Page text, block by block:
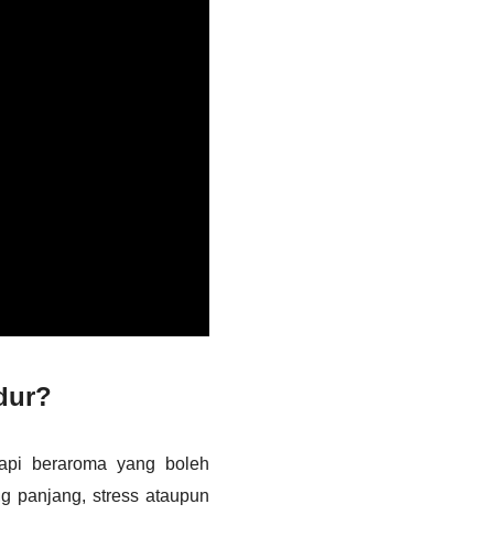
beraroma yang boleh
panjang, stress ataupun